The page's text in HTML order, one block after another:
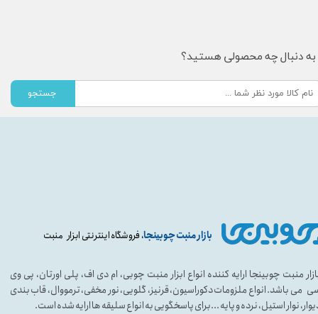
بازار منبت چوبینجا، فروشگاه اینترنتی ابزار منبت
منبت چوبینجا ارایه کننده انواع ابزار منبت چوبی، ام دی اف، پلی اورتان، پی وی
می باشد. انواع ملزومات دکوراسیون، قرنیز، گلویی، نور مخفی، ترمووال، قاب بندی
نوار استیل، نرده و پایه ...برای پاسخگویی به انواع سلیقه ها ارایه شده است.
به دنبال چه محصولی هستید؟
جستجو